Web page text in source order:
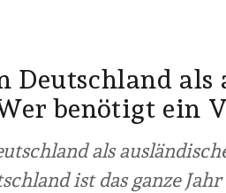
Deutschland als
benötigt ein
als
ist das ganze Jahr